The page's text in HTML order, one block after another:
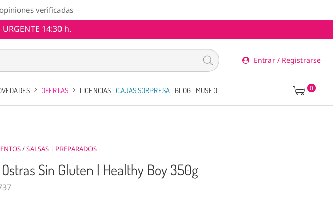
verificadas
14:30 h.
Entrar / Registrarse
OFERTAS LICENCIAS CAJAS SORPRESA BLOG MUSEO 0
/SALSAS | PREPARADOS
Sin Gluten | Healthy Boy 350g